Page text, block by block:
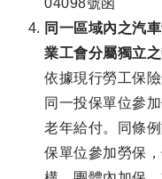
04098號函
同一區域內之汽
業工會分屬獨立
依據現行勞工保
同一投保單位參
老年給付。同條
保單位參加勞保